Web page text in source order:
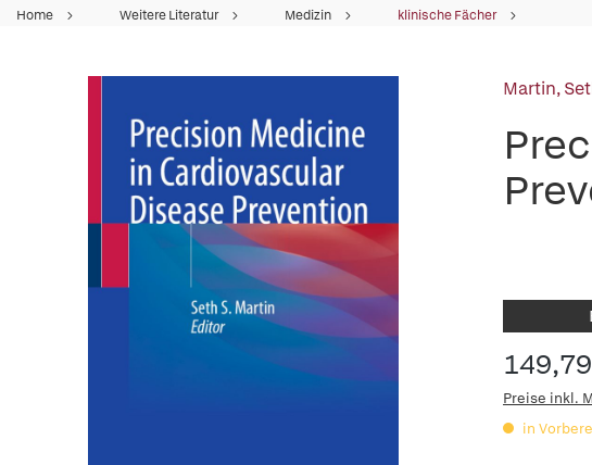
Home Weitere Literatur Medizin klinische Fächer
Martin,
Preise inkl.
in